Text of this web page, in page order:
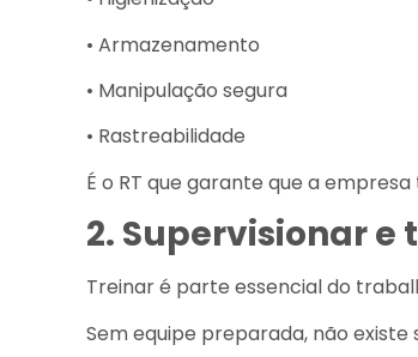
• Armazenamento
• Manipulação segura
• Rastreabilidade
É o RT que garante que a
2. Supervisionar
Treinar é parte essencial do
Sem equipe preparada, não existe